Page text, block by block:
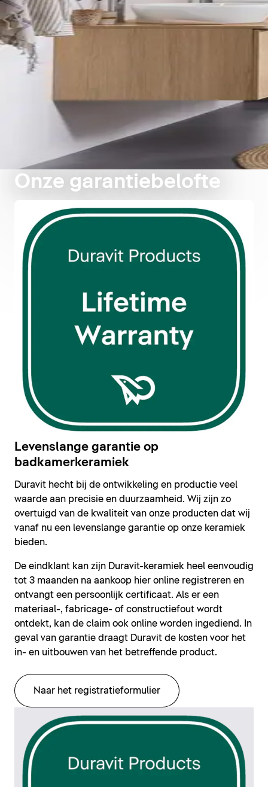
Onze garantiebelofte
Levenslange garantie op
badkamerkeramiek
Duravit hecht bij de ontwikkeling en productie veel
waarde aan precisie en duurzaamheid. Wij zijn zo
overtuigd van de kwaliteit van onze producten dat wij
vanaf nu een levenslange garantie op onze keramiek
bieden.
De eindklant kan zijn Duravit-keramiek heel eenvoudig
tot 3 maanden na aankoop hier online registreren en
ontvangt een persoonlijk certificaat. Als er een
materiaal-, fabricage- of constructiefout wordt
ontdekt, kan de claim ook online worden ingediend. In
geval van garantie draagt Duravit de kosten voor het
in- en uitbouwen van het betreffende product.
Naar het registratieformulier